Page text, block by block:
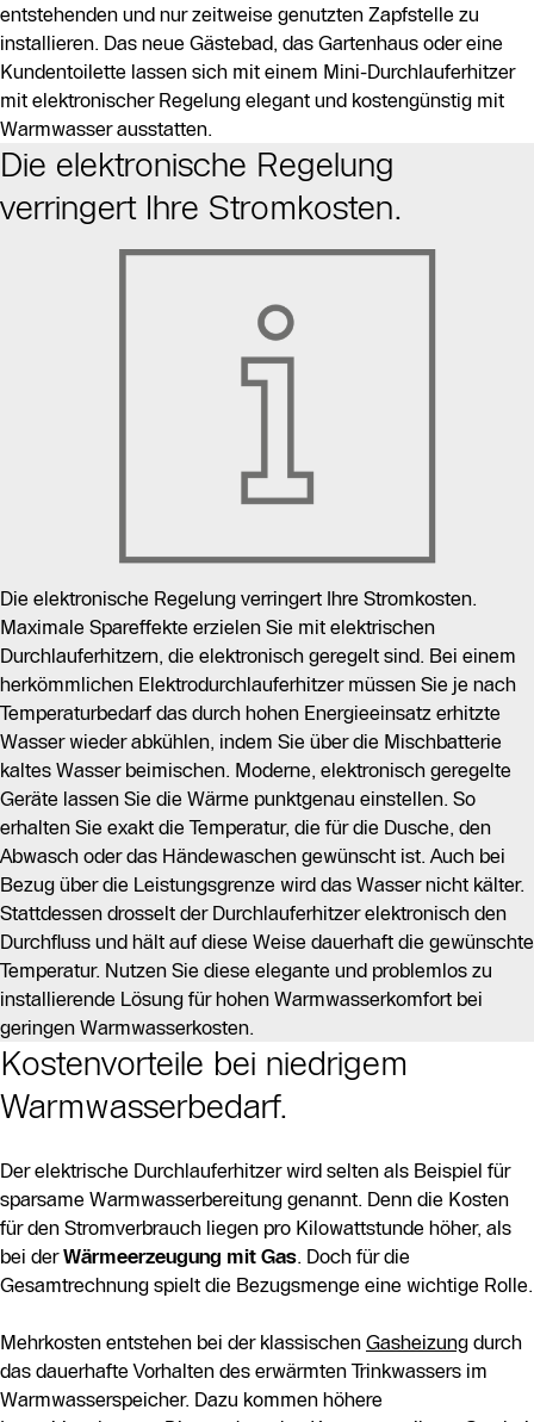
entstehenden und nur zeitweise genutzten Zapfstelle zu
installieren. Das neue Gästebad, das Gartenhaus oder eine
Kundentoilette lassen sich mit einem Mini-Durchlauferhitzer
mit elektronischer Regelung elegant und kostengünstig mit
Warmwasser ausstatten.
Die elektronische Regelung
verringert Ihre Stromkosten.
Die elektronische Regelung verringert Ihre Stromkosten.
Maximale Spareffekte erzielen Sie mit elektrischen
Durchlauferhitzern, die elektronisch geregelt sind. Bei einem
herkömmlichen Elektrodurchlauferhitzer müssen Sie je nach
Temperaturbedarf das durch hohen Energieeinsatz erhitzte
Wasser wieder abkühlen, indem Sie über die Mischbatterie
kaltes Wasser beimischen. Moderne, elektronisch geregelte
Geräte lassen Sie die Wärme punktgenau einstellen. So
erhalten Sie exakt die Temperatur, die für die Dusche, den
Abwasch oder das Händewaschen gewünscht ist. Auch bei
Bezug über die Leistungsgrenze wird das Wasser nicht kälter.
Stattdessen drosselt der Durchlauferhitzer elektronisch den
Durchfluss und hält auf diese Weise dauerhaft die gewünschte
Temperatur. Nutzen Sie diese elegante und problemlos zu
installierende Lösung für hohen Warmwasserkomfort bei
geringen Warmwasserkosten.
Kostenvorteile bei niedrigem
Warmwasserbedarf.
Der elektrische Durchlauferhitzer wird selten als Beispiel für
sparsame Warmwasserbereitung genannt. Denn die Kosten
für den Stromverbrauch liegen pro Kilowattstunde höher, als
bei derWärmeerzeugung mit Gas. Doch für die
Gesamtrechnung spielt die Bezugsmenge eine wichtige Rolle.
Mehrkosten entstehen bei der klassischen Gasheizung durch
das dauerhafte Vorhalten des erwärmten Trinkwassers im
Warmwasserspeicher. Dazu kommen höhere